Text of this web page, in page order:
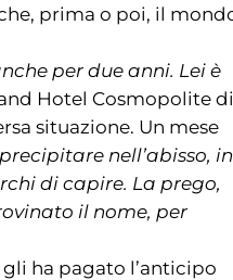
prima o poi, il
per due anni. Lei è
Hotel Cosmopolite di
situazione. Un mese
nell’abisso, in
di capire. La prego,
il nome, per
ha pagato l’anticipo